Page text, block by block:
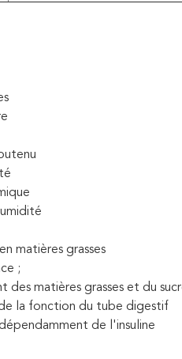
matières grasses
;
des matières grasses et du
la fonction du tube digestif
de l'insuline